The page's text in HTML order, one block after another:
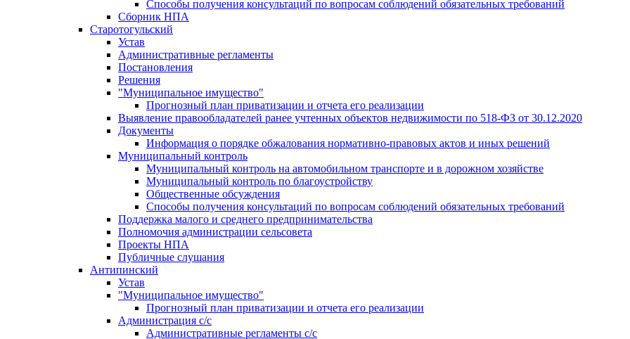
Способы получения консультаций по вопросам соблюдений обязательных требований
Сборник НПА
Старотогульский
Устав
Административные регламенты
Постановления
Решения
"Муниципальное имущество"
Прогнозный план приватизации и отчета его реализации
Выявление правообладателей ранее учтенных объектов недвижимости по 518-ФЗ от 30.12.2020
Документы
Информация о порядке обжалования нормативно-правовых актов и иных решений
Муниципальный контроль
Муниципальный контроль на автомобильном транспорте и в дорожном хозяйстве
Муниципальный контроль по благоустройству
Общественные обсуждения
Способы получения консультаций по вопросам соблюдений обязательных требований
Поддержка малого и среднего предпринимательства
Полномочия администрации сельсовета
Проекты НПА
Публичные слушания
Антипинский
Устав
"Муниципальное имущество"
Прогнозный план приватизации и отчета его реализации
Администрация с/с
Административные регламенты с/с